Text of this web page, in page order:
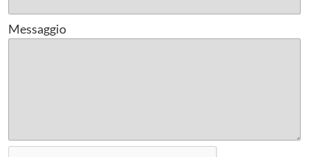
Messaggio